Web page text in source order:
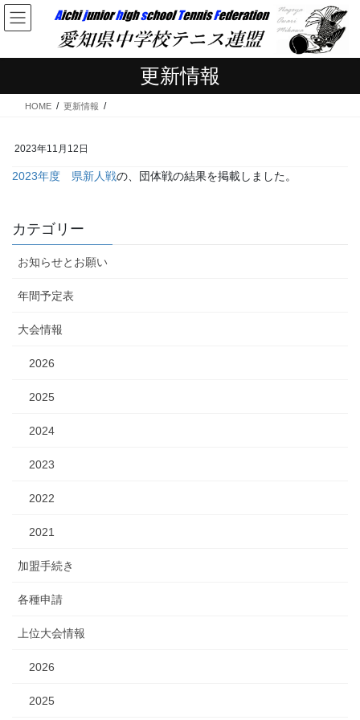
コ
ン
ン
へ
ナ
ビ
ー
ョ
更新情報
HOME 更新情報
2023年11月12日
2023年度 県新人戦の、団体戦の結果を掲載しました。
カテゴリー
お知らせとお願い
年間予定表
大会情報
2026
2025
2024
2023
2022
2021
加盟手続き
各種申請
上位大会情報
2026
2025